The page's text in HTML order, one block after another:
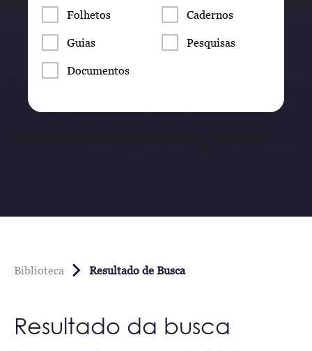
Folhetos Cadernos
Guias Pesquisas
Documentos
Biblioteca Resultado de Busca
Resultado da busca